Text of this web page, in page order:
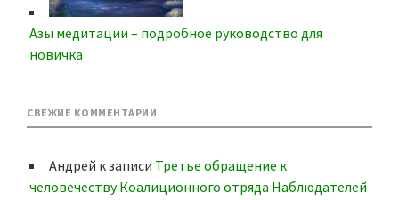
Азы медитации – подробное руководство для
новичка
СВЕЖИЕ КОММЕНТАРИИ
Андрей к записи Третье обращение к
человечеству Коалиционного отряда Наблюдателей